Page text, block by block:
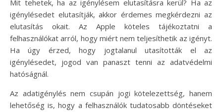
Mit tehetek, ha az igénylésem elutasításra kerül? Ha az
igénylésedet elutasítják, akkor érdemes megkérdezni az
elutasítás okait. Az Apple köteles tájékoztatni a
felhasználókat arról, hogy miért nem teljesíthetik az igényt.
Ha úgy érzed, hogy jogtalanul utasították el az
igénylésedet, jogod van panaszt tenni az adatvédelmi
hatóságnál.
Az adatigénylés nem csupán jogi kötelezettség, hanem
lehetőség is, hogy a felhasználók tudatosabb döntéseket